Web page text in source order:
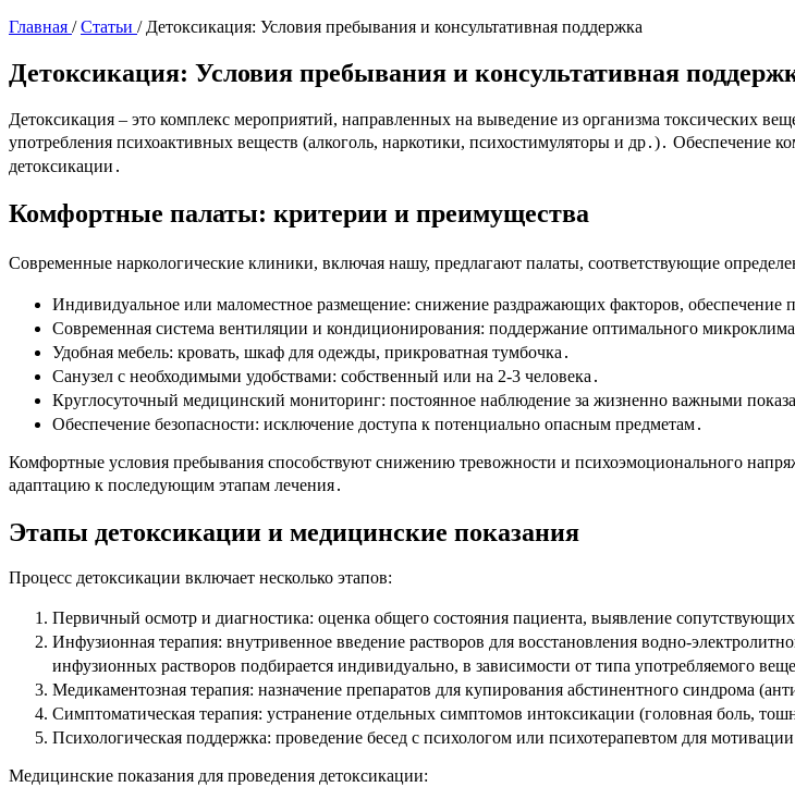
Главная /Статьи / Детоксикация: Условия пребывания и консультативная поддержка
Детоксикация: Условия пребывания и консультативная
Детоксикация – это комплекс мероприятий, направленных на выведение из организма токсических
употребления психоактивных веществ (алкоголь, наркотики, психостимуляторы и др․)․
детоксикации․
Комфортные палаты: критерии и преимущества
Современные наркологические клиники, включая нашу, предлагают палаты, соответствующие
Индивидуальное или маломестное размещение: снижение раздражающих факторов, обеспечение
Современная система вентиляции и кондиционирования: поддержание оптимального
Удобная мебель: кровать, шкаф для одежды, прикроватная тумбочка․
Санузел с необходимыми удобствами: собственный или на 2-3 человека․
Круглосуточный медицинский мониторинг: постоянное наблюдение за жизненно важными
Обеспечение безопасности: исключение доступа к потенциально опасным предметам․
Комфортные условия пребывания способствуют снижению тревожности и психоэмоционального
адаптацию к последующим этапам лечения․
Этапы детоксикации и медицинские показания
Процесс детоксикации включает несколько этапов:
Первичный осмотр и диагностика: оценка общего состояния пациента, выявление
Инфузионная терапия: внутривенное введение растворов для восстановления водно-
инфузионных растворов подбирается индивидуально, в зависимости от типа употребляемого
Медикаментозная терапия: назначение препаратов для купирования абстинентного синдрома
Симптоматическая терапия: устранение отдельных симптомов интоксикации (головная боль,
Психологическая поддержка: проведение бесед с психологом или психотерапевтом для
Медицинские показания для проведения детоксикации: